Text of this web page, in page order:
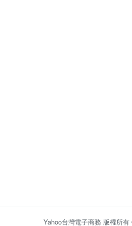
Yahoo台灣電子商務 版權所